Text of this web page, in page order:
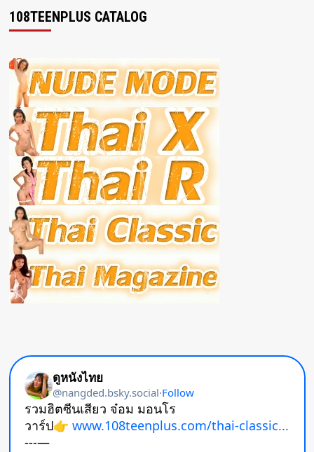
108TEENPLUS CATALOG